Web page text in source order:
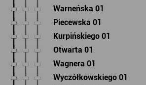
Warneńska 01
Piecewska 01
Kurpińskiego 01
Otwarta 01
Wagnera 01
Wyczółkowskiego 01